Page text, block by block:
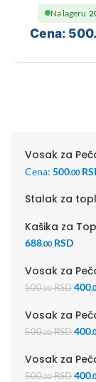
Cena: 500
Na lageru
Vosak za
Cena: 500.00
Stalak za
Kašika za
688.00 RSD
Vosak za
500.00 RSD 400
Vosak za
500.00 RSD 400
Vosak za
500.00 RSD 400